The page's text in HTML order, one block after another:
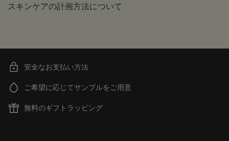
スキンケアの計画方法について
安全なお支払い方法
ご希望に応じてサンプルをご用意
無料のギフトラッピング